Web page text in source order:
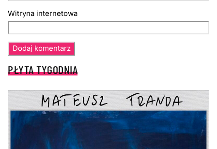
Witryna internetowa
PŁYTA TYGODNIA